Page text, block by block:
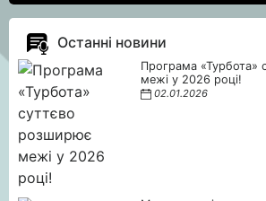
Останні новини
Програма «Турбота»
межі у 2026 році!
02.01.2026